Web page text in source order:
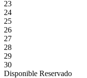
23
24
25
26
27
28
29
30
Disponible Reservado